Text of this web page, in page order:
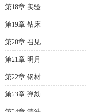
第18章 实验
第19章 钻床
第20章 召见
第21章 明月
第22章 钢材
第23章 弹劾